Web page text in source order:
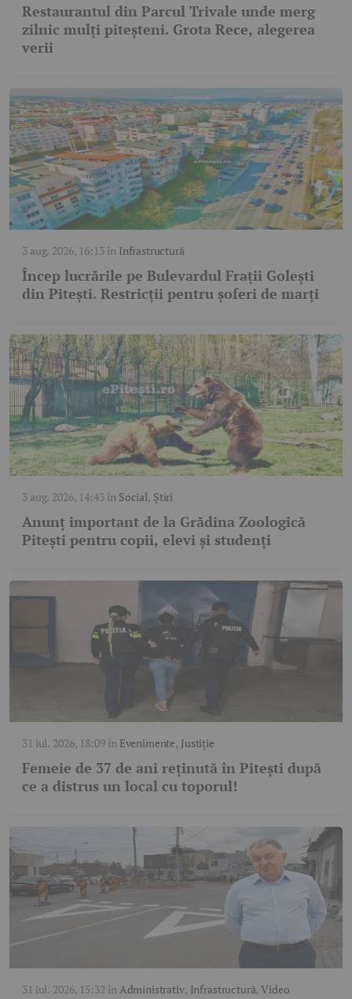
Restaurantul din Parcul Trivale unde merg
zilnic mulți piteșteni. Grota Rece, alegerea
verii
3 aug. 2026, 16:13în Infrastructură
Încep lucrările pe Bulevardul Frații Golești
din Pitești. Restricții pentru șoferi de marți
3 aug. 2026, 14:43în Social, Știri
Anunț important de la Grădina Zoologică
Pitești pentru copii, elevi și studenți
31 iul. 2026, 18:09în Evenimente, Justiție
Femeie de 37 de ani reținută în Pitești după
ce a distrus un local cu toporul!
31 iul. 2026, 15:32 în Administrativ, Infrastructură,Video